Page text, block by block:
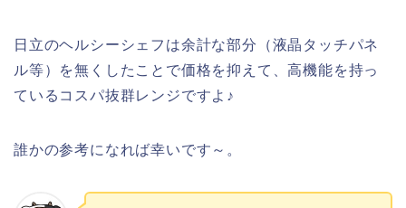
日立のヘルシーシェフは余計な部分（液晶タッチパネ
ル等）を無くしたことで価格を抑えて、高機能を持っ
ているコスパ抜群レンジですよ♪
誰かの参考になれば幸いです～。